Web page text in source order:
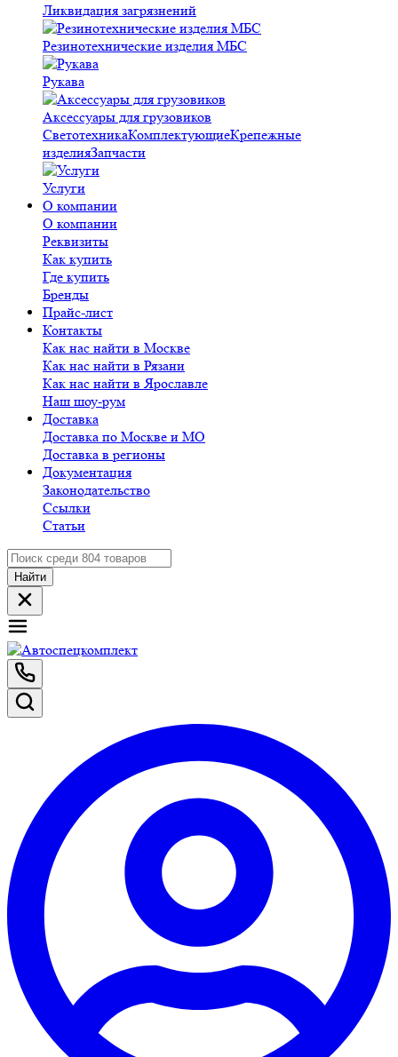
Ликвидация загрязнений
Резинотехнические изделия МБС
Рукава
Аксессуары для грузовиков
СветотехникаКомплектующиеКрепежные
изделияЗапчасти
Услуги
О компании
О компании
Реквизиты
Как купить
Где купить
Бренды
Прайс-лист
Контакты
Как нас найти в Москве
Как нас найти в Рязани
Как нас найти в Ярославле
Наш шоу-рум
Доставка
Доставка по Москве и МО
Доставка в регионы
Документация
Законодательство
Ссылки
Статьи
Найти